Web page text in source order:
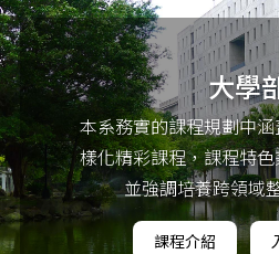
大學
本系務實的課程規劃中
樣化精彩課程，課程特
並強調培養跨領域
課程介紹
碩士
本系務實的課程規劃中
樣化精彩課程，課程特
並強調培養跨領域
課程介紹